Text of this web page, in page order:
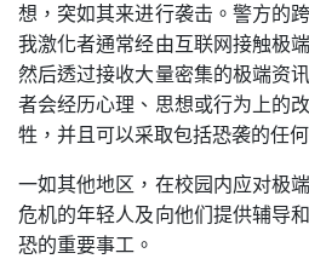
想，突如其来进行袭击。警方的
我激化者通常经由互联网接触极
然后透过接收大量密集的极端资
者会经历心理、思想或行为上的
牲，并且可以采取包括恐袭的任
一如其他地区，在校园内应对极
危机的年轻人及向他们提供辅导
恐的重要事工。